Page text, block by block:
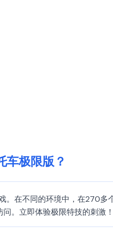
车极限版？
在不同的环境中，在270
。立即体验极限特技的刺激！